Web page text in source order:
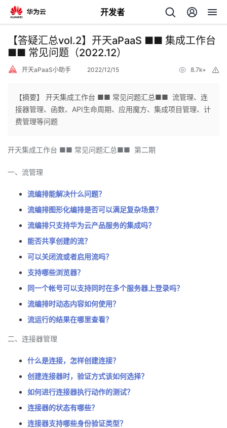
开发者
返
回
个
人
主
页
我
的
开
者
博
客
的
论
我
的
子
我
直
的
我
我
的
发
者
堂
我
课
的
我
我
Programs
的
持
我
的
术
我
云
【答疑汇总vol.2】开天aPaaS ■■ 集成工作台
■■ 常见问题（2022.12）
开天aPaaS小助手 2022/12/15 8.7k+
【摘要】 开天集成工作台 ■■ 常见问题汇总■■ 流管理、连
接器管理、函数、API生命周期、应用魔方、集成项目管理、计
费管理等问题
开天集成工作台 ■■ 常见问题汇总■■ 第二期
一、流管理
流编排能解决什么问题？
流编排图形化编排是否可以满足复杂场景？
流编排只支持华为云产品服务的集成吗？
能否共享创建的流？
可以关闭流或者启用流吗？
支持哪些浏览器？
同一个帐号可以支持同时在多个服务器上登录吗？
流编排时动态内容如何使用？
流运行的结果在哪里查看？
二、连接器管理
什么是连接，怎样创建连接？
创建连接器时，验证方式该如何选择？
如何进行连接器执行动作的测试？
连接器的状态有哪些？
连接器支持哪些身份验证类型？